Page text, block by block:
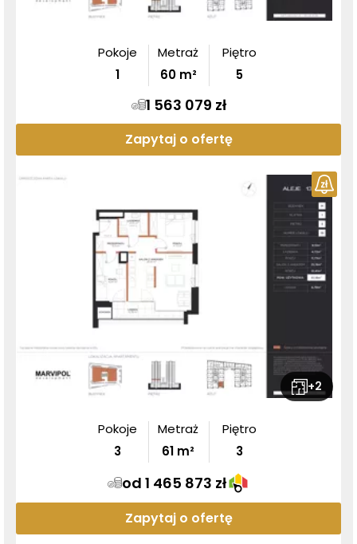
Pokoje
1
Metraż
60m²
Piętro
5
1 563 079 zł
Zapytaj o ofertę
+2
Pokoje
3
Metraż
61 m²
Piętro
3
od 1 465 873 zł
Zapytaj o ofertę